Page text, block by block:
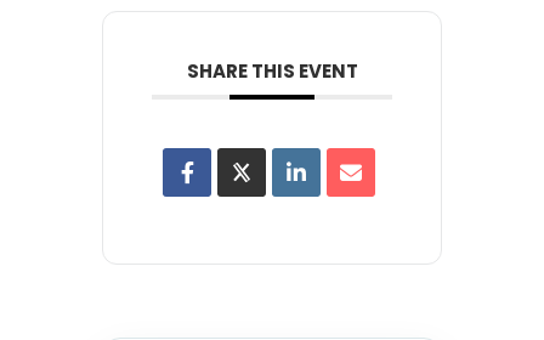
SHARE THIS EVENT